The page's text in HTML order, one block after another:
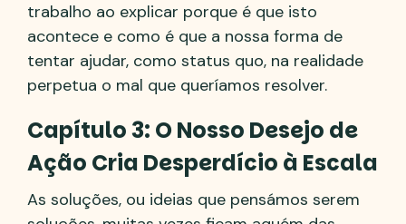
trabalho ao explicar porque é que isto
acontece e como é que a nossa forma de
tentar ajudar, como status quo, na realidade
perpetua o mal que queríamos resolver.
Capítulo 3: O Nosso Desejo de
Ação Cria Desperdício à Escala
As soluções, ou ideias que pensámos serem